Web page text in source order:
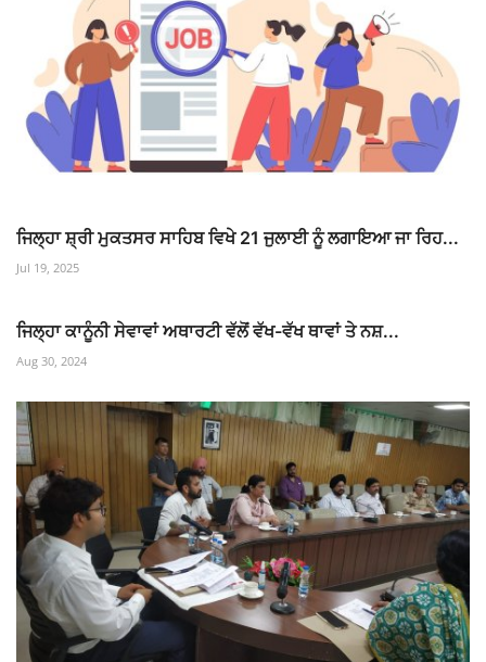
ਜਿਲ੍ਹਾ ਸ਼੍ਰੀ ਮੁਕਤਸਰ ਸਾਹਿਬ ਵਿਖੇ 21 ਜੁਲਾਈ ਨੂੰ ਲਗਾਇਆ ਜਾ ਰਿਹ...
Jul 19, 2025
ਜਿਲ੍ਹਾ ਕਾਨੂੰਨੀ ਸੇਵਾਵਾਂ ਅਥਾਰਟੀ ਵੱਲੋਂ ਵੱਖ-ਵੱਖ ਥਾਵਾਂ ਤੇ ਨਸ਼...
Aug 30, 2024